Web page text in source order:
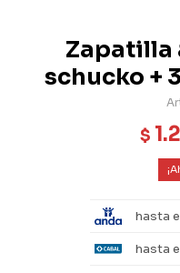
Zapatilla
schucko +
$
hasta
hasta